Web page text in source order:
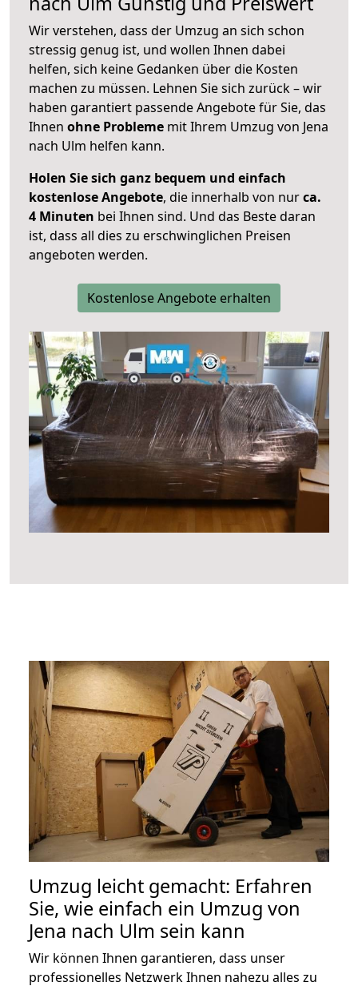
Wir verstehen, dass der Umzug an sich schon
stressig genug ist, und wollen Ihnen dabei
helfen, sich keine Gedanken über die Kosten
machen zu müssen. Lehnen Sie sich zurück – wir
haben garantiert passende Angebote für Sie, das
Ihnen ohne Probleme mit Ihrem Umzug von Jena
nach Ulm helfen kann.
Holen Sie sich ganz bequem und einfach
kostenlose Angebote, die innerhalb von nurca.
4 Minuten bei Ihnen sind. Und das Beste daran
ist, dass all dies zu erschwinglichen Preisen
angeboten werden.
Kostenlose Angebote erhalten
Umzug leicht gemacht: Erfahren
Sie, wie einfach ein Umzug von
Jena nach Ulm sein kann
Wir können Ihnen garantieren, dass unser
professionelles Netzwerk Ihnen nahezu alles zu